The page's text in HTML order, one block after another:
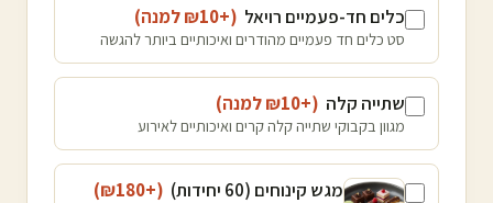
כלים חד-פעמיים רויאל (+₪
10 למנה)
סט כלים חד פעמיים מהודרים ואיכותיים ביותר להגשה
שתייה קלה (+₪
10 למנה)
מגוון בקבוקי שתייה קלה קרים ואיכותיים לאירוע
מגש קינוחים (60 יחידות) (+₪
180
)